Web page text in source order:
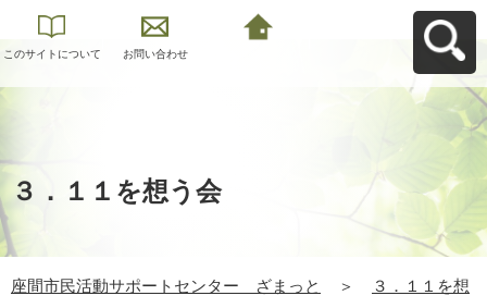
このサイトについて お問い合わせ
３．１１を想う会
座間市民活動サポートセンター ざまっと ＞
３．１１を想